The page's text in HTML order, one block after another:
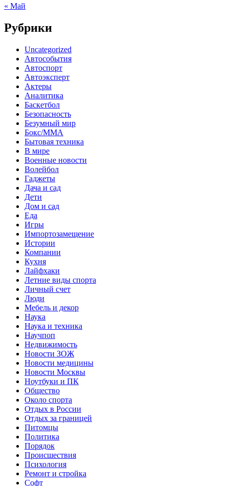
« Май
Рубрики
Uncategorized
Автособытия
Автоспорт
Автоэксперт
Актеры
Аналитика
Баскетбол
Безопасность
Безумный мир
Бокс/MMA
Бытовая техника
В мире
Военные новости
Волейбол
Гаджеты
Дача и сад
Дети
Дом и сад
Еда
Игры
Импортозамещение
Истории
Компании
Кухня
Лайфхаки
Летние виды спорта
Личный счет
Люди
Мебель и декор
Наука
Наука и техника
Научпоп
Недвижимость
Новости ЗОЖ
Новости медицины
Новости Москвы
Ноутбуки и ПК
Общество
Около спорта
Отдых в России
Отдых за границей
Питомцы
Политика
Порядок
Происшествия
Психология
Ремонт и стройка
Софт